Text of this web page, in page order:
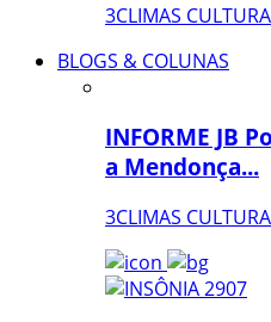
3CLIMAS CULTURA
BLOGS & COLUNAS
INFORME JB
a Mendonça...
3CLIMAS CULTURA